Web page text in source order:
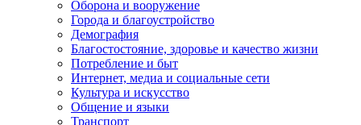
Оборона и вооружение
Города и благоустройство
Демография
Благостостояние, здоровье и качество жизни
Потребление и быт
Интернет, медиа и социальные сети
Культура и искусство
Общение и языки
Транспорт